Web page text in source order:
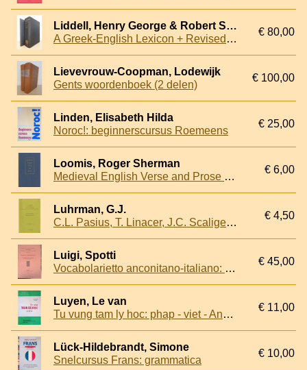
Liddell, Henry George & Robert Scott
A Greek-English Lexicon + Revised Supplement (2 volumes)
€ 80,00
Lievevrouw-Coopman, Lodewijk
Gents woordenboek (2 delen)
€ 100,00
Linden, Elisabeth Hilda
Noroc!: beginnerscursus Roemeens
€ 25,00
Loomis, Roger Sherman
Medieval English Verse and Prose in modernized versions
€ 6,00
Luhrman, G.J.
C.L. Pasius, T. Linacer, J.C. Scaliger en hun beschouwing van het werkwoord. Een kritisch-vergelijkende studie omtrent XVIde eeuwse taalkundige theorievorming. Proefschrift
€ 4,50
Luigi, Spotti
Vocabolarietto anconitano-italiano: Voci, locuzioni e proverbi, piu comunemente in uso nella provicia di Ancona, con a confronto i corrispondenti in italiano
€ 45,00
Luyen, Le van
Tu vung tam ly hoc: phap - viet - Anh : Lexique psychologique Français - Vietnamien - Anglais
€ 11,00
Lück-Hildebrandt, Simone
Snelcursus Frans: grammatica
€ 10,00